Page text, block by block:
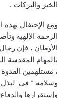
الخير والبركات .
ومع الإحتفال بهذه
الرحمة الإلهية
الأوطان ، فإن
بالمهام المقدسة
، مستلهمين
وسلامه ” فى البذل
وإستقرارها